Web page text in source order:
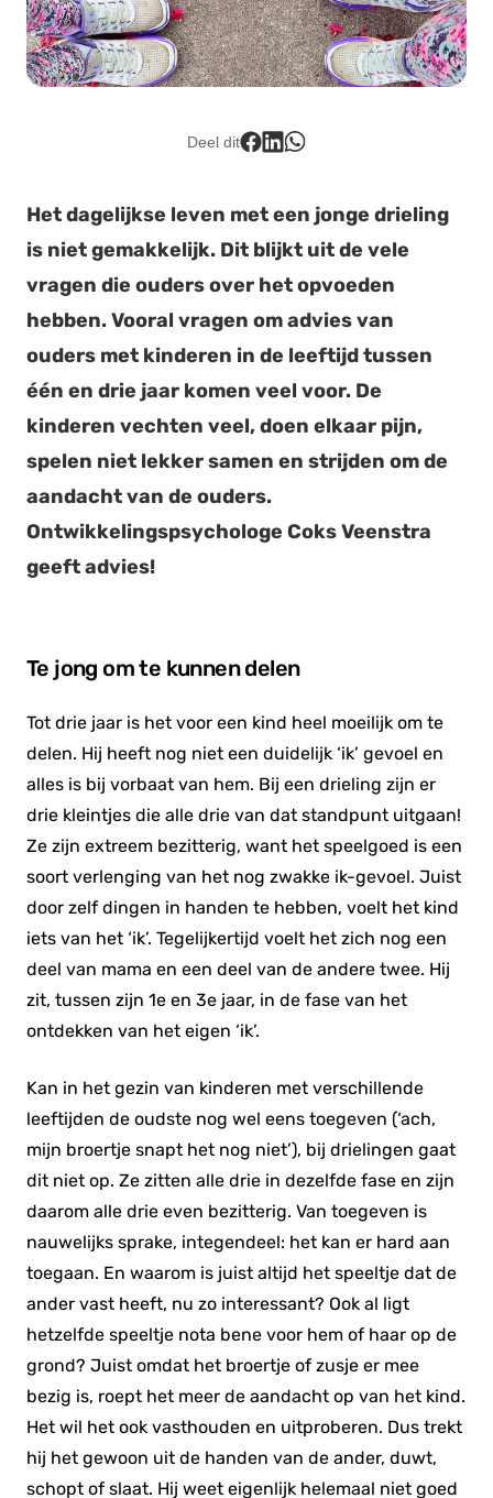
Lid worden
Deel dit
Het dagelijkse leven met een jonge drieling
is niet gemakkelijk. Dit blijkt uit de vele
vragen die ouders over het opvoeden
hebben. Vooral vragen om advies van
ouders met kinderen in de leeftijd tussen
één en drie jaar komen veel voor. De
kinderen vechten veel, doen elkaar pijn,
spelen niet lekker samen en strijden om de
aandacht van de ouders.
Ontwikkelingspsychologe Coks Veenstra
geeft advies!
Te jong om te kunnen delen
Tot drie jaar is het voor een kind heel moeilijk om te
delen. Hij heeft nog niet een duidelijk ‘ik’ gevoel en
alles is bij vorbaat van hem. Bij een drieling zijn er
drie kleintjes die alle drie van dat standpunt uitgaan!
Ze zijn extreem bezitterig, want het speelgoed is een
soort verlenging van het nog zwakke ik-gevoel. Juist
door zelf dingen in handen te hebben, voelt het kind
iets van het ‘ik’. Tegelijkertijd voelt het zich nog een
deel van mama en een deel van de andere twee. Hij
zit, tussen zijn 1e en 3e jaar, in de fase van het
ontdekken van het eigen ‘ik’.
Kan in het gezin van kinderen met verschillende
leeftijden de oudste nog wel eens toegeven (‘ach,
mijn broertje snapt het nog niet’), bij drielingen gaat
dit niet op. Ze zitten alle drie in dezelfde fase en zijn
daarom alle drie even bezitterig. Van toegeven is
nauwelijks sprake, integendeel: het kan er hard aan
toegaan. En waarom is juist altijd het speeltje dat de
ander vast heeft, nu zo interessant? Ook al ligt
hetzelfde speeltje nota bene voor hem of haar op de
grond? Juist omdat het broertje of zusje er mee
bezig is, roept het meer de aandacht op van het kind.
Het wil het ook vasthouden en uitproberen. Dus trekt
hij het gewoon uit de handen van de ander, duwt,
schopt of slaat. Hij weet eigenlijk helemaal niet goed